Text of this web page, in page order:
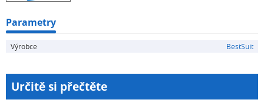
tvrzené sklo- mokrý hadřík- suchý hadřík- protiprachové
samolepky
Parametry
Výrobce BestSuit
Určitě si přečtěte